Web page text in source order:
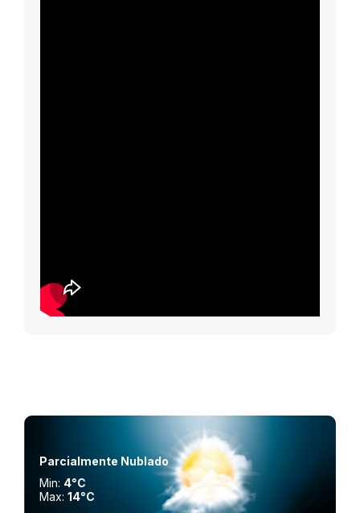
Parcialmente Nublado
Min: 4°C
Max:14°C